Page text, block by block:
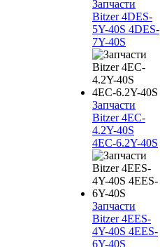
Запчасти
Bitzer 4DES-
5Y-40S 4DES-
7Y-40S
Запчасти
Bitzer 4EC-
4.2Y-40S
4EC-6.2Y-40S
Запчасти
Bitzer 4EES-
4Y-40S 4EES-
6Y-40S